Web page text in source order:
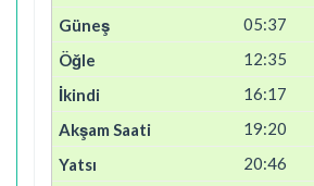
05:37
12:35
16:17
19:20
20:46